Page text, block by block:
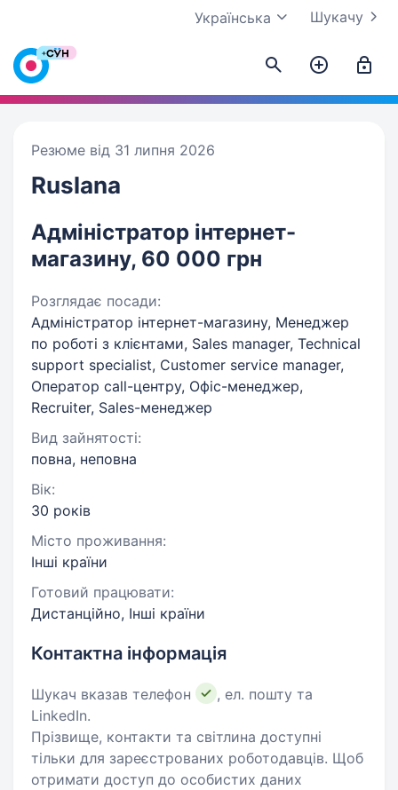
Шукачу
Українська
Резюме від 31 липня 2026
Ruslana
Адміністратор інтернет-
магазину, 60 000 грн
Розглядає посади:
Адміністратор інтернет-магазину, Менеджер
по роботі з клієнтами, Sales manager, Technical
support specialist, Customer service manager,
Оператор call-центру, Офіс-менеджер,
Recruiter, Sales-менеджер
Вид зайнятості:
повна, неповна
Вік:
30 років
Місто проживання:
Інші країни
Готовий працювати:
Дистанційно, Інші країни
Контактна інформація
Шукач вказав телефон
, ел. пошту та
LinkedIn.
Прізвище, контакти та світлина доступні
тільки для зареєстрованих роботодавців. Щоб
отримати доступ до особистих даних